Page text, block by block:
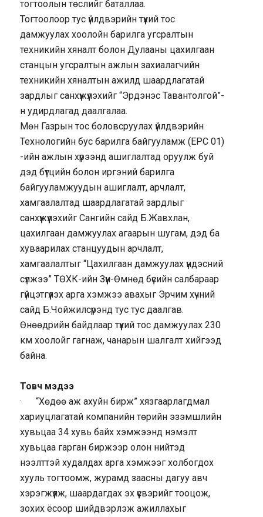
тогтоолын төслийг баталлаа.
Тогтоолоор тус үйлдвэрийн түүхий тос
дамжуулах хоолойн барилга угсралтын
техникийн хяналт болон Дулааны цахилгаан
станцын угсралтын ажлын захиалагчийн
техникийн хяналтын ажилд шаардлагатай
зардлыг санхүүжүүлэхийг “Эрдэнэс Тавантолгой”-
н удирдлагад даалгалаа.
Мөн Газрын тос боловсруулах үйлдвэрийн
Технологийн бус барилга байгууламж (EPC 01)
-ийн ажлын хүрээнд ашиглалтад оруулж буй
дэд бүтцийн болон иргэний барилга
байгууламжуудын ашиглалт, арчлалт,
хамгаалалтад шаардлагатай зардлыг
санхүүжүүлэхийг Сангийн сайд Б.Жавхлан,
цахилгаан дамжуулах агаарын шугам, дэд ба
хуваарилах станцуудын арчлалт,
хамгаалалтыг “Цахилгаан дамжуулах үндэсний
сүлжээ” ТӨХК-ийн Зүүн-Өмнөд бүсийн салбараар
гүйцэтгүүлэх арга хэмжээ авахыг Эрчим хүчний
сайд Б.Чойжилсүрэнд тус тус даалгав.
Өнөөдрийн байдлаар түүхий тос дамжуулах 230
км хоолойг гагнаж, чанарын шалгалт хийгээд
байна.
Товч мэдээ
· “Хөдөө аж ахуйн бирж” хязгаарлагдмал
хариуцлагатай компанийн төрийн эзэмшлийн
хувьцаа 34 хувь байх хэмжээнд нэмэлт
хувьцаа гарган биржээр олон нийтэд
нээлттэй худалдах арга хэмжээг холбогдох
хууль тогтоомж, журамд заасны дагуу авч
хэрэгжүүлж, шаардагдах эх үүсвэрийг тооцож,
зохих ёсоор шийдвэрлэж ажиллахыг